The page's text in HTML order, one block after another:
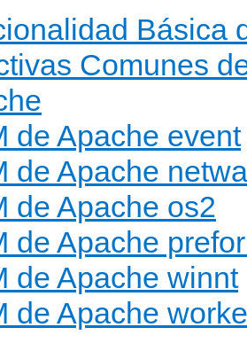
Básica
Comunes
de Apache event
de Apache
de Apache os2
de Apache
de Apache winnt
de Apache